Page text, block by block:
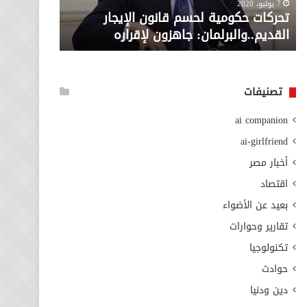
لإقراره
7 يوليو، 2020
تحركات حكومية لحسم قانون الإيجار
القديم..والبرلمان: جاهزون لإقراره
من
وزارة
الاجتماعي
تصنيفات
ai companion
ai-girlfriend
أخبار مصر
اقتصاد
بعيد عن الأضواء
تقارير وحوارات
تكنولوجيا
حوادث
دين ودنيا